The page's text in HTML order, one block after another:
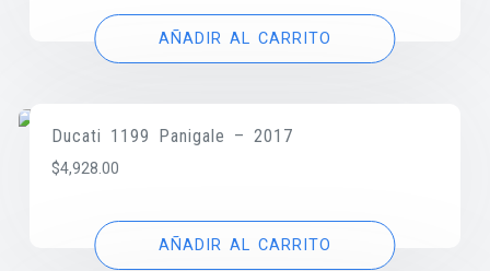
AÑADIR AL CARRITO
Ducati 1199 Panigale – 2017
$4,928.00
AÑADIR AL CARRITO